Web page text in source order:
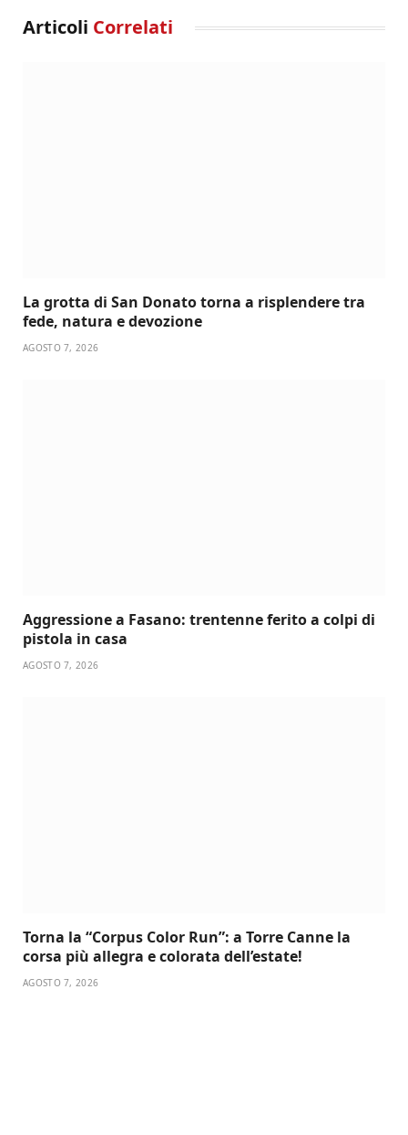
Articoli Correlati
La grotta di San Donato torna a risplendere tra
fede, natura e devozione
AGOSTO 7, 2026
Aggressione a Fasano: trentenne ferito a colpi di
pistola in casa
AGOSTO 7, 2026
Torna la “Corpus Color Run”: a Torre Canne la
corsa più allegra e colorata dell’estate!
AGOSTO 7, 2026